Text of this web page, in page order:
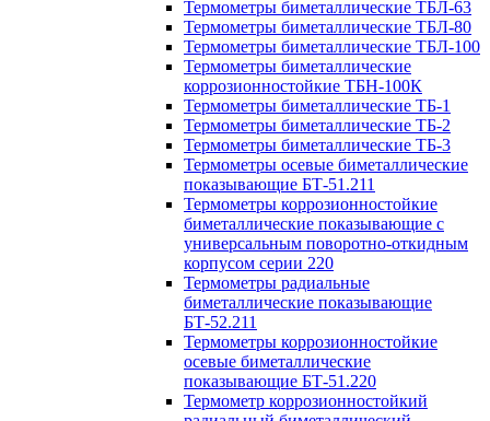
Термометры биметаллические ТБЛ-63
Термометры биметаллические ТБЛ-80
Термометры биметаллические ТБЛ-100
Термометры биметаллические
коррозионностойкие ТБН-100К
Термометры биметаллические ТБ-1
Термометры биметаллические ТБ-2
Термометры биметаллические ТБ-3
Термометры осевые биметаллические
показывающие БТ-51.211
Термометры коррозионностойкие
биметаллические показывающие с
универсальным поворотно-откидным
корпусом серии 220
Термометры радиальные
биметаллические показывающие
БТ-52.211
Термометры коррозионностойкие
осевые биметаллические
показывающие БТ-51.220
Термометр коррозионностойкий